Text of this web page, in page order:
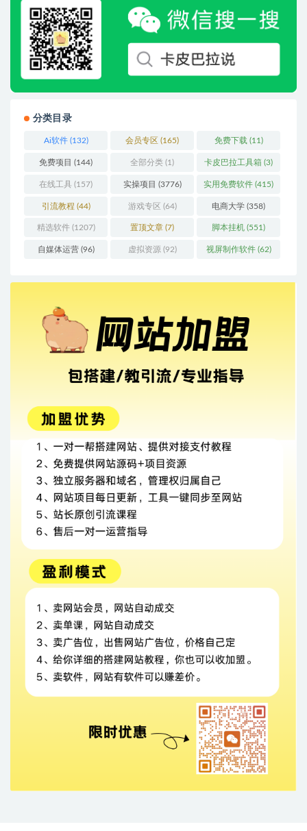
分类目录
Ai软件(132) 会员专区 (165) 免费下载 (11)
免费项目 (144) 全部分类 (1) 卡皮巴拉工具箱 (3)
在线工具 (157) 实操项目 (3776) 实用免费软件 (415)
引流教程 (44) 游戏专区 (64) 电商大学 (358)
精选软件(1207) 置顶文章 (7) 脚本挂机 (551)
自媒体运营(96) 虚拟资源 (92) 视屏制作软件(62)